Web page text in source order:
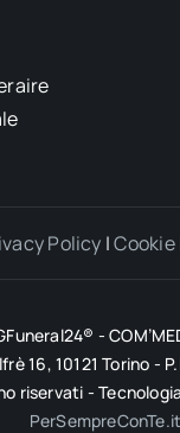
Policy |
-
16, 10121 Torino -
riservati -
PerSempreConTe.it